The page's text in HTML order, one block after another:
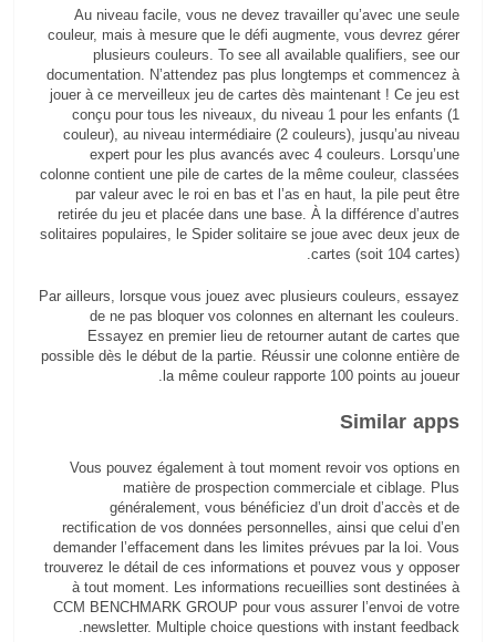
Au niveau facile, vous ne devez travailler qu’avec une seule
couleur, mais à mesure que le défi augmente, vous devrez gérer
plusieurs couleurs. To see all available qualifiers, see our
documentation. N’attendez pas plus longtemps et commencez à
jouer à ce merveilleux jeu de cartes dès maintenant ! Ce jeu est
conçu pour tous les niveaux, du niveau 1 pour les enfants (1
couleur), au niveau intermédiaire (2 couleurs), jusqu’au niveau
expert pour les plus avancés avec 4 couleurs. Lorsqu’une
colonne contient une pile de cartes de la même couleur, classées
par valeur avec le roi en bas et l’as en haut, la pile peut être
retirée du jeu et placée dans une base. À la différence d’autres
solitaires populaires, le Spider solitaire se joue avec deux jeux de
cartes (soit 104 cartes).
Par ailleurs, lorsque vous jouez avec plusieurs couleurs, essayez
de ne pas bloquer vos colonnes en alternant les couleurs.
Essayez en premier lieu de retourner autant de cartes que
possible dès le début de la partie. Réussir une colonne entière de
la même couleur rapporte 100 points au joueur.
Similar apps
Vous pouvez également à tout moment revoir vos options en
matière de prospection commerciale et ciblage. Plus
généralement, vous bénéficiez d’un droit d’accès et de
rectification de vos données personnelles, ainsi que celui d’en
demander l’effacement dans les limites prévues par la loi. Vous
trouverez le détail de ces informations et pouvez vous y opposer
à tout moment. Les informations recueillies sont destinées à
CCM BENCHMARK GROUP pour vous assurer l’envoi de votre
newsletter. Multiple choice questions with instant feedback.